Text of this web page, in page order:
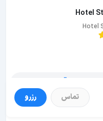
Hotel
Hotel
تماس رزرو